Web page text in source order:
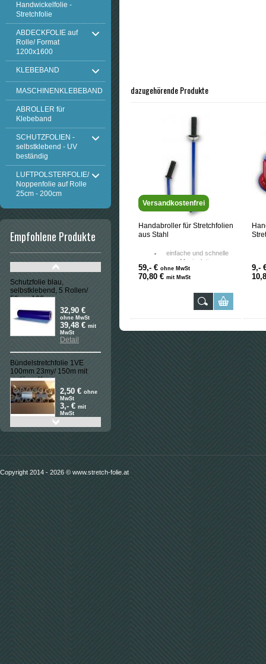
Handwickelfolie -
Stretchfolie
ABDECKFOLIE auf
Rolle/ Format
1200x1600
KLEBEBAND
MASCHINENKLEBEBAND
ABROLLER für
Klebeband
SCHUTZFOLIEN -
selbstklebend - UV
beständig
LUFTPOLSTERFOLIE/
Noppenfolie auf Rolle
25cm - 200cm
Empfohlene Produkte
Schutzfolie blau,
selbstklebend, 5 Rollen/
50cmx100m
32,90 €
ohne MwSt
39,48 € mit
MwSt
Detail
Bündelstretchfolie 1VE
100mm 23my/ 150m mit
verläng. Kern
2,50 € ohne
MwSt
3,- € mit
MwSt
1 VE Maschinenwickelfolie
2,59 €ohne
verläng. Kern
1,99 €
FLEXLIGHT Stretchfolie
500mm 9my 500m 1VE 6
11,70 €
14,04 €
dazugehörende Produkte
Versandkostenfrei
Handabroller für Stretchfolien
aus Stahl
einfache und schnelle
Manipulation
universale Verwendung
aus Metall hergestellt
Beständigkeit und
Starrheit der
Verpackung
59,- € ohne MwSt
70,80 € mit MwSt
9,-
Copyright 2014 - 2026 © www.stretch-folie.at